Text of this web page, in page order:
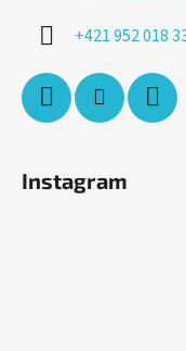
+421 952 018
Instagram